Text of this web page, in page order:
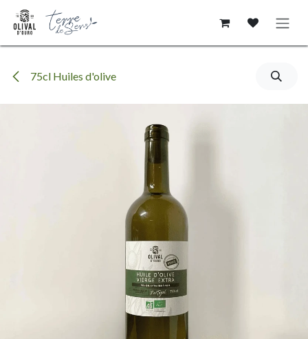
Se rendre au contenu
75cl Huiles d'olive